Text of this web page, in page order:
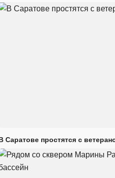
Саратове простятся с